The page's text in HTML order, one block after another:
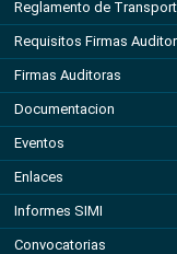
Reglamento de
Requisitos Firmas
Firmas Auditoras
Documentacion
Eventos
Enlaces
Informes SIMI
Convocatorias